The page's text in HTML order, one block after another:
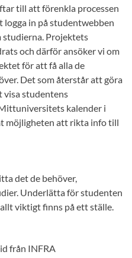
till att förenkla processen
in på studentwebben
Projektets
och därför ansöker vi om
för att få alla de
Det som återstår att göra
visa studentens
kalender i
möjligheten att rikta info till
det de behöver,
Underlätta för studenten
viktigt finns på ett ställe.
från INFRA